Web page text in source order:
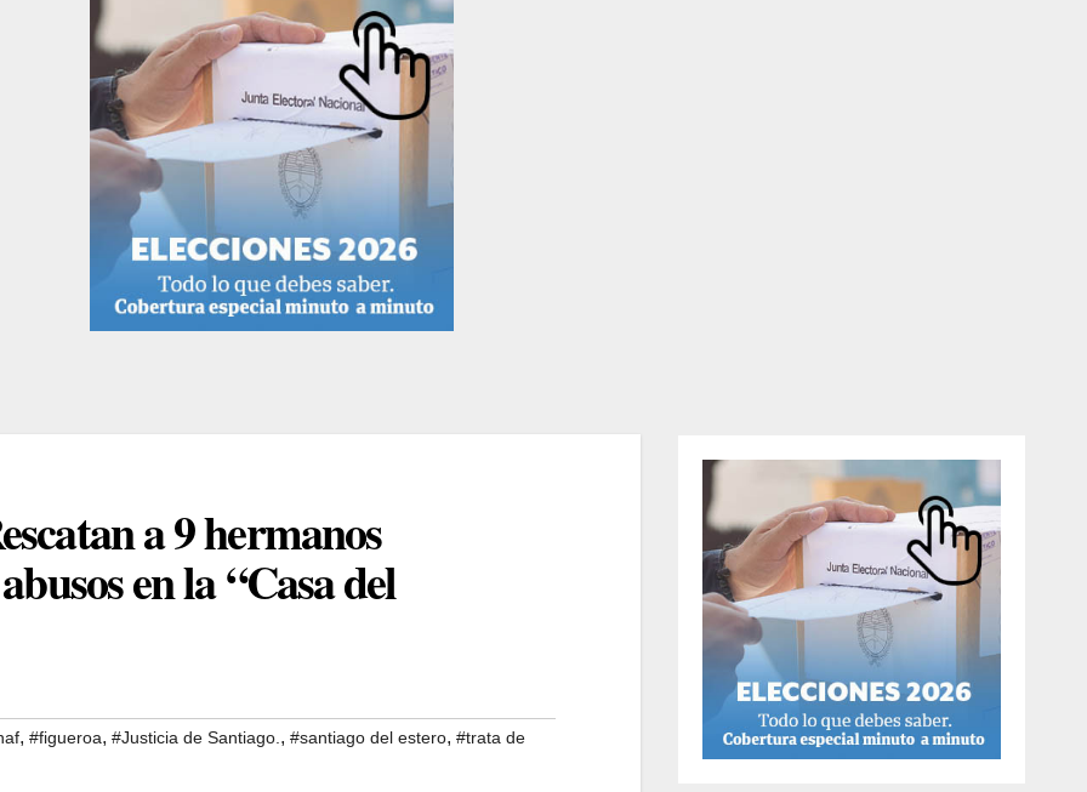
a 9 hermanos
en la “Casa del
, #figueroa, #Justicia de Santiago. , #santiago del estero, #trata de